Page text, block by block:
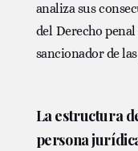
analiza sus
del Derecho
sancionador de
La estructura
persona